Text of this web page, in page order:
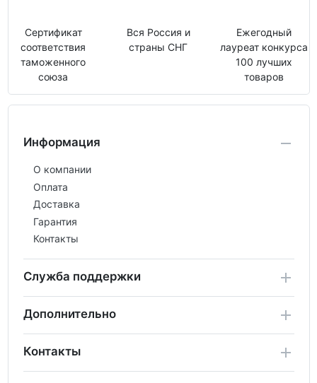
Сертификат
соответствия
таможенного
союза
Вся Россия и
страны СНГ
Ежегодный
лауреат конкурса
100 лучших
товаров
Информация
О компании
Оплата
Доставка
Гарантия
Контакты
Служба поддержки
Дополнительно
Контакты